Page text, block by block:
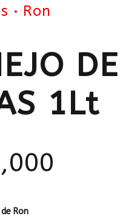
Ron
DE
1Lt
Ron